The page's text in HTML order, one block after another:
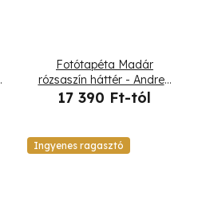
Fotótapéta Madár
rózsaszín háttér - Andrea
Haase
17 390 Ft-tól
Ingyenes ragasztó